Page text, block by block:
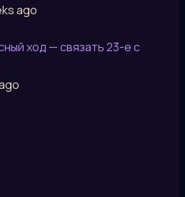
ago
ход — связать 23-е с